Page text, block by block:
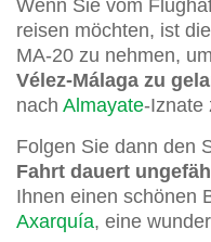
Wenn Sie vom
reisen möchten, ist
MA-20 zu nehmen,
Vélez-Málaga zu
nach Almayate-Iznate
Folgen Sie dann den
Fahrt dauert
Ihnen einen schönen
Axarquía, eine